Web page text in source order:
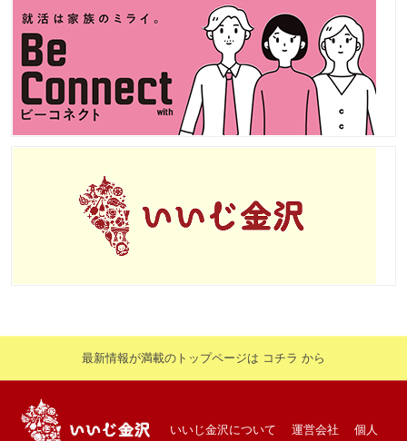
最新情報が満載のトップページは コチラ から
いいじ金沢について 運営会社 個人